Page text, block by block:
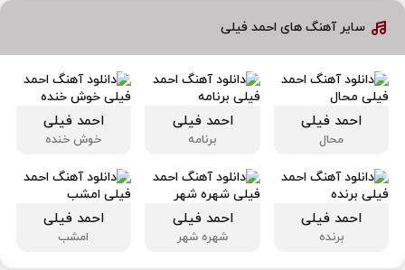
سایر آهنگ های احمد فیلی
احمد فیلی
محال
احمد فیلی
برنامه
احمد فیلی
خوش خنده
احمد فیلی
برنده
احمد فیلی
شهره شهر
احمد فیلی
امشب